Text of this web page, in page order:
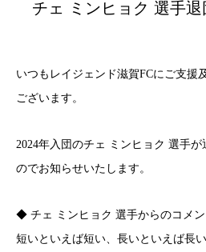
チェ ミンヒョク 選手
いつもレイジェンド滋賀FCにご支援
ございます。
2024年入団のチェ ミンヒョク 選手
のでお知らせいたします。
◆ チェ ミンヒョク 選手からのコメン
短いといえば短い、長いといえば長